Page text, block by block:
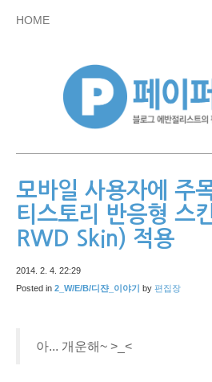
HOME
모바일 사용자에 주
티스토리 반응형 스
RWD Skin) 적용
2014. 2. 4. 22:29
Posted in 2_W/E/B/디쟌_이야기 by 편집장
아... 개운해~ >_<